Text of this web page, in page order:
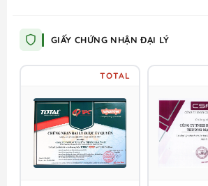
GIẤY CHỨNG NHẬN ĐẠI LÝ
TOTAL